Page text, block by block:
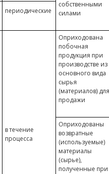
собственными
силами
периодические
в течение
процесса
Оприходована
побочная
продукция при
производстве из
основного вида
сырья
(материалов) для
продажи
Оприходованы
возвратные
(используемые)
материалы
(сырье),
полученные при